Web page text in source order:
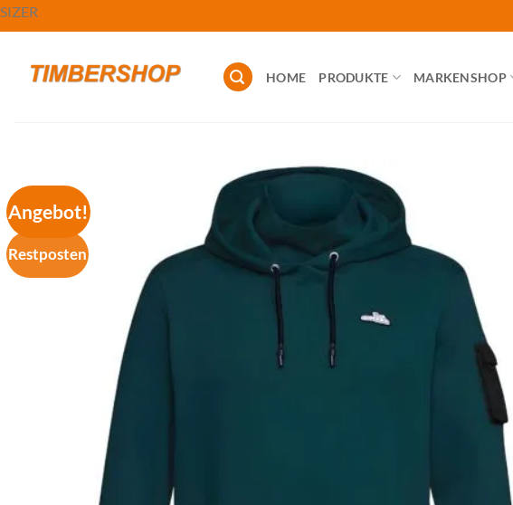
Zum
Inhalt
HOME PRODUKTE MARKENSHOP
Angebot!
Restposten
SIZER